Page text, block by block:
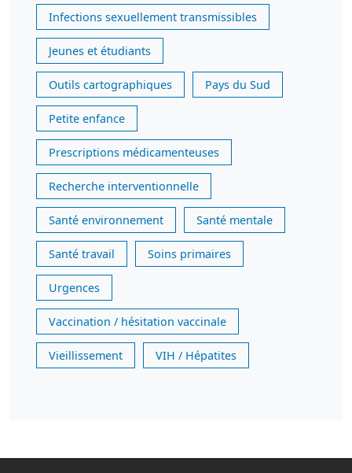
Infections sexuellement transmissibles
Jeunes et étudiants
Outils cartographiques Pays du Sud
Petite enfance
Prescriptions médicamenteuses
Recherche interventionnelle
Santé environnement Santé mentale
Santé travail Soins primaires
Urgences
Vaccination / hésitation vaccinale
Vieillissement VIH / Hépatites